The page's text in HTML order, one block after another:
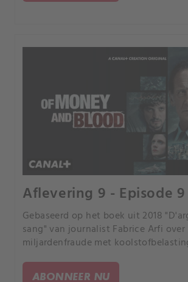
Aflevering 9 - Episode 9
Gebaseerd op het boek uit 2018
sang" van journalist Fabrice Arfi over
miljardenfraude met
genoemd.
ABONNEER NU